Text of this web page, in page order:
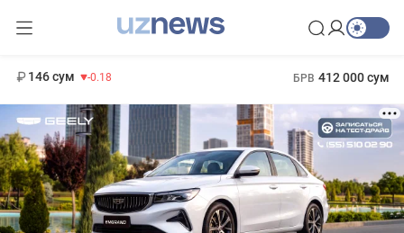
146 сум -0.18 БРВ 412 000 сум